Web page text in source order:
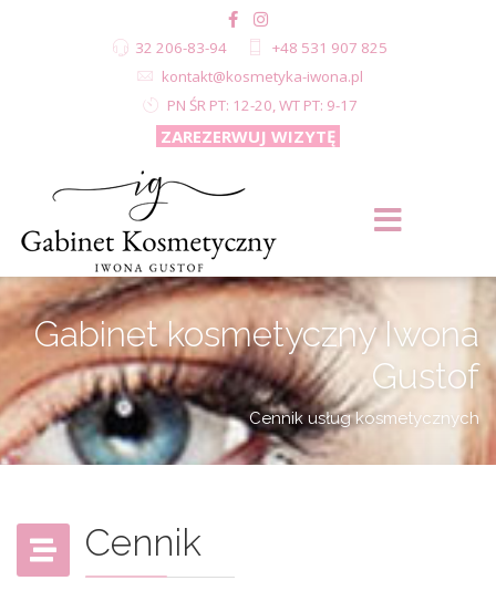
32 206-83-94
+48 531 907 825
kontakt@kosmetyka-iwona.pl
PN ŚR PT: 12-20, WT PT: 9-17
ZAREZERWUJ WIZYTĘ
Gabinet kosmetyczny Iwona
Gustof
Cennik usług kosmetycznych
Cennik